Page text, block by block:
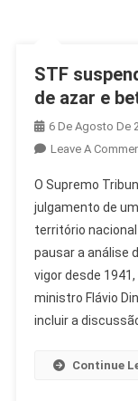
STF
de azar e
6 De Agosto De
Leave A
O Supremo
julgamento de
território
pausar a análise
vigor desde
ministro Flávio
incluir a discussão
Continue